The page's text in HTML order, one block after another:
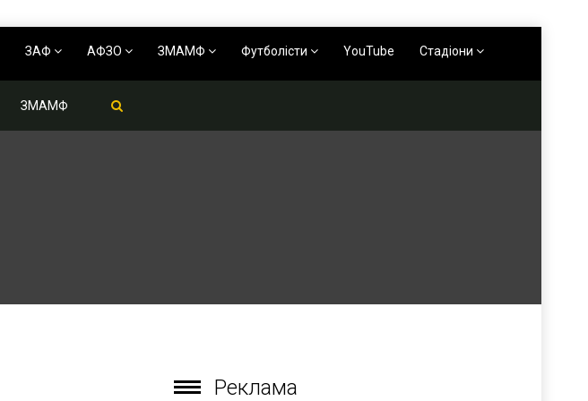
ЗАФ АФЗО ЗМАМФ Футболісти YouTube Стадіони
ЗМАМФ
Реклама